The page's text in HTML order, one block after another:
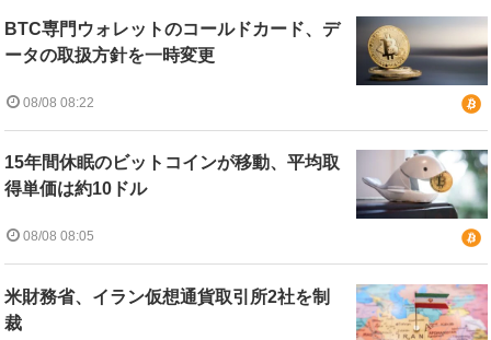
BTC専門ウォレットのコールドカード、デ
ータの取扱方針を一時変更
08/08 08:22
15年間休眠のビットコインが移動、平均取
得単価は約10ドル
08/08 08:05
米財務省、イラン仮想通貨取引所2社を制
裁